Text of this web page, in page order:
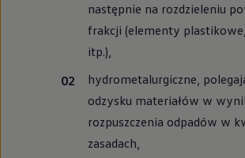
następnie na rozdzieleniu
frakcji (elementy
itp.),
hydrometalurgiczne,
odzysku materiałów w
rozpuszczenia odpadów w
zasadach,